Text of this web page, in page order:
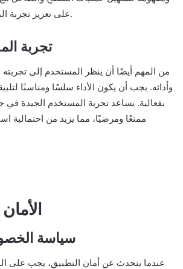
على تعزيز تجربة المستخدم وزيادة رضاه.
تجربة
من المهم أيضًا أن ينظر المستخدم إلى
وأدائه. يجب أن يكون الأداء سلسًا ومناسبًا
بفعالية. يساعد تجربة المستخدم الجيدة في
ممتعًا ومرضيًا، مما يزيد من احتمالية
سياسة
عندما يتحدث عن أمان التطبيق، يجب على